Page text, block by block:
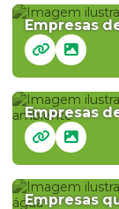
Empresas
Empresas
Empresas